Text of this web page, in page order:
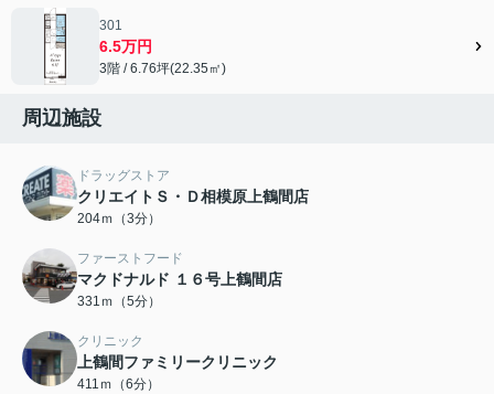
301
6.5万円
3階 / 6.76坪(22.35㎡)
周辺施設
ドラッグストア
クリエイトＳ・Ｄ相模原上鶴間店
204ｍ（3分）
ファーストフード
マクドナルド １６号上鶴間店
331ｍ（5分）
クリニック
上鶴間ファミリークリニック
411ｍ（6分）